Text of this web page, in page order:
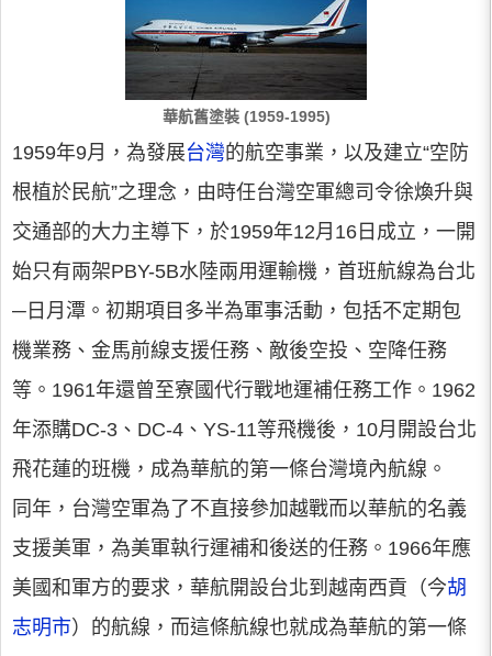
華航舊塗裝 (1959-1995)
1959年9月，為發展台灣的航空事業，以及建立“空防
根植於民航”之理念，由時任台灣空軍總司令徐煥升與
交通部的大力主導下，於1959年12月16日成立，一開
始只有兩架PBY-5B水陸兩用運輸機，首班航線為台北
─日月潭。初期項目多半為軍事活動，包括不定期包
機業務、金馬前線支援任務、敵後空投、空降任務
等。1961年還曾至寮國代行戰地運補任務工作。1962
年添購DC-3、DC-4、YS-11等飛機後，10月開設台北
飛花蓮的班機，成為華航的第一條台灣境內航線。
同年，台灣空軍為了不直接參加越戰而以華航的名義
支援美軍，為美軍執行運補和後送的任務。1966年應
美國和軍方的要求，華航開設台北到越南西貢（今胡
志明市）的航線，而這條航線也就成為華航的第一條